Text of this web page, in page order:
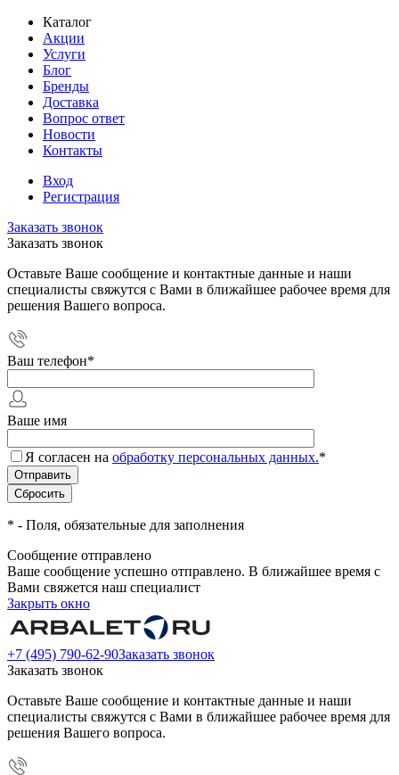
Каталог
Акции
Услуги
Блог
Бренды
Доставка
Вопрос ответ
Новости
Контакты
Вход
Регистрация
Заказать звонок
Заказать звонок
Оставьте Ваше сообщение и контактные данные и наши
специалисты свяжутся с Вами в ближайшее рабочее время для
решения Вашего вопроса.
Ваш телефон*
Ваше имя
Я согласен на обработку персональных данных.*
* - Поля, обязательные для заполнения
Сообщение отправлено
Ваше сообщение успешно отправлено. В ближайшее время с
Вами свяжется наш специалист
Закрыть окно
+7 (495) 790-62-90Заказать звонок
Заказать звонок
Оставьте Ваше сообщение и контактные данные и наши
специалисты свяжутся с Вами в ближайшее рабочее время для
решения Вашего вопроса.